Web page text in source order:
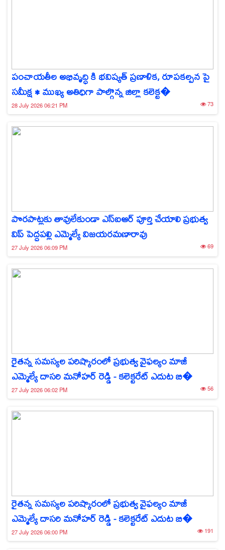
పంచాయతీల అభివృద్ధి కి భవిష్యత్ ప్రణాళిక, రూపకల్పన పై
సమీక్ష • ముఖ్య అతిధిగా పాల్గొన్న జిల్లా కలెక్ట�
28 July 2026 06:21 PM 73
పొరపాట్లకు తావులేకుండా ఎస్‌ఐఆర్ పూర్తి చేయాలి ప్రభుత్వ
విప్ పెద్దపల్లి ఎమ్మెల్యే విజయరమణారావు
27 July 2026 06:09 PM 69
రైతన్న సమస్యల పరిష్కారంలో ప్రభుత్వ వైఫల్యం మాజీ
ఎమ్మెల్యే దాసరి మనోహర్ రెడ్డి - కలెక్టరేట్ ఎదుట బి�
27 July 2026 06:02 PM 56
రైతన్న సమస్యల పరిష్కారంలో ప్రభుత్వ వైఫల్యం మాజీ
ఎమ్మెల్యే దాసరి మనోహర్ రెడ్డి - కలెక్టరేట్ ఎదుట బి�
27 July 2026 06:00 PM 191